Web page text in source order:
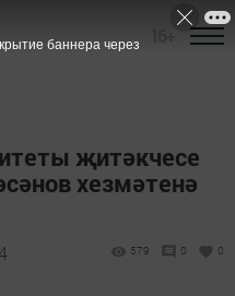
җитәкчесе
хезмәтенә
579 0 0
баннера через